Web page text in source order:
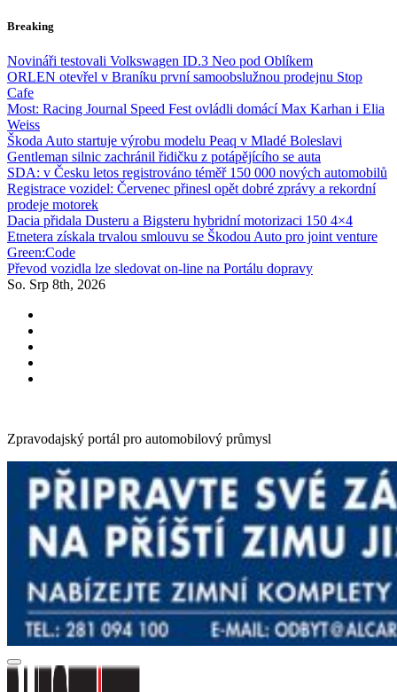
Skip
content
Breaking
Novináři testovali Volkswagen ID.3 Neo pod Oblíkem
ORLEN otevřel v Braníku první samoobslužnou prodejnu Stop
Cafe
Most: Racing Journal Speed Fest ovládli domácí Max Karhan i Elia
Weiss
Škoda Auto startuje výrobu modelu Peaq v Mladé Boleslavi
Gentleman silnic zachránil řidičku z potápějícího se auta
SDA: v Česku letos registrováno téměř 150 000 nových automobilů
Registrace vozidel: Červenec přinesl opět dobré zprávy a rekordní
prodeje motorek
Dacia přidala Dusteru a Bigsteru hybridní motorizaci 150 4×4
Etnetera získala trvalou smlouvu se Škodou Auto pro joint venture
Green:Code
Převod vozidla lze sledovat on-line na Portálu dopravy
So. Srp 8th, 2026
Zpravodajský portál pro automobilový průmysl